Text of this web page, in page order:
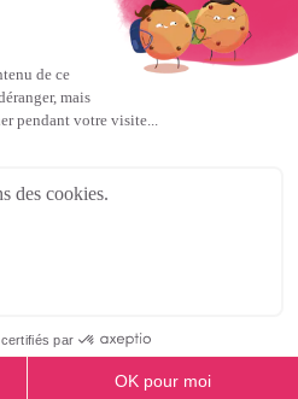
les perles Miyuki perles et
perles de rocaille Preciosa
panier